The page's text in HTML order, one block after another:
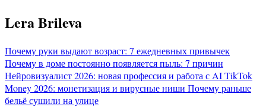
Перейти
к
Lera Brileva
Почему руки выдают возраст: 7 ежедневных привычек
Почему в доме постоянно появляется пыль: 7 причин
Нейровизуалист 2026: новая профессия и работа с AITikTok
Money 2026: монетизация и вирусные ниши Почему раньше
бельё сушили на улице